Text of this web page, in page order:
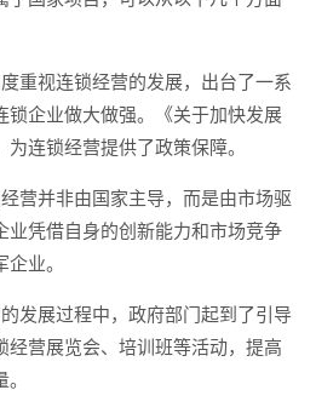
重视连锁经营的发展，出台了一系
锁企业做大做强。《关于加快发展
连锁经营提供了政策保障。
营并非由国家主导，而是由市场驱
业凭借自身的创新能力和市场竞争
业。
发展过程中，政府部门起到了引导
经营展览会、培训班等活动，提高